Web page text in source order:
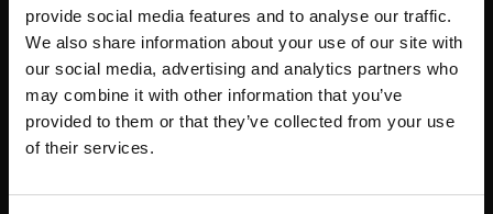
provide social media features and to analyse our traffic.
We also share information about your use of our site with
our social media, advertising and analytics partners who
may combine it with other information that you’ve
provided to them or that they’ve collected from your use
of their services.
genießen Sie ein genussvolles Menü inmitten einer
einzigartigen Atmosphäre.
Tauchen Sie ein in die glitzernde Welt des Musicals – von
weltberühmten Klassikern bis hin zu modernen Highlights
– live auf die Bühne gebracht inmitten der Hauptstadt.